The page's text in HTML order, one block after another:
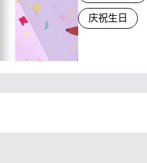
庆祝生日